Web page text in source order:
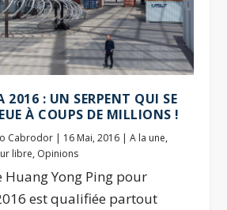
: UN SERPENT QUI SE
À COUPS DE MILLIONS !
Cabrodor | 16 Mai, 2016 |A la une,
libre, Opinions
Huang Yong Ping pour
est qualifiée partout